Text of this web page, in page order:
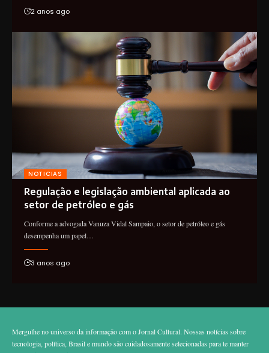
2 anos ago
NOTICIAS
Regulação e legislação ambiental aplicada ao
setor de petróleo e gás
Conforme a advogada Vanuza Vidal Sampaio, o setor de petróleo e gás
desempenha um papel…
3 anos ago
Mergulhe no universo da informação com o Jornal Cultural. Nossas notícias sobre
tecnologia, política, Brasil e mundo são cuidadosamente selecionadas para te manter